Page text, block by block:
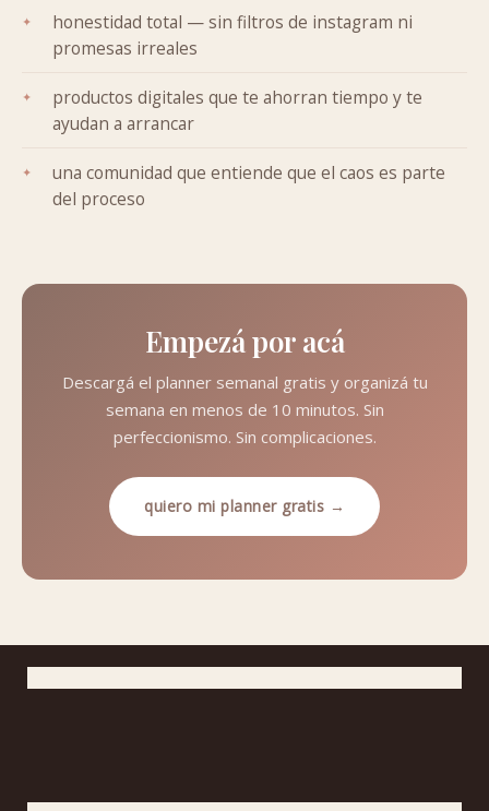
honestidad total — sin filtros de instagram ni
promesas irreales
productos digitales que te ahorran tiempo y te
ayudan a arrancar
una comunidad que entiende que el caos es parte
del proceso
Empezá por acá
Descargá el planner semanal gratis y organizá tu
semana en menos de 10 minutos. Sin
perfeccionismo. Sin complicaciones.
quiero mi planner gratis →